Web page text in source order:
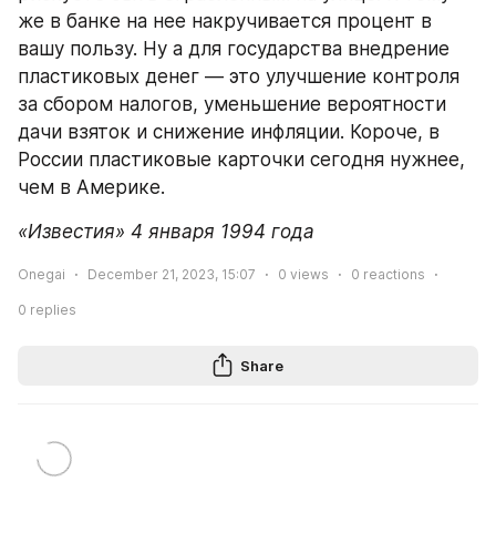
же в банке на нее накручивается процент в
вашу пользу. Ну а для государства внедрение
пластиковых денег — это улучшение контроля
за сбором налогов, уменьшение вероятности
дачи взяток и снижение инфляции. Короче, в
России пластиковые карточки сегодня нужнее,
чем в Америке.
«Известия» 4 января 1994 года
Onegai December 21, 2023, 15:07 0 views 0 reactions
0 replies
Share